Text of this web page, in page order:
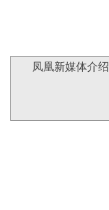
凤凰新媒体介绍